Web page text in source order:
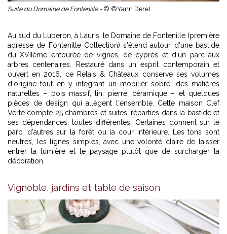
Suite du Domaine de Fontenille - © ©Yann Deret
Au sud du Luberon, à Lauris, le Domaine de Fontenille (première
adresse de Fontenille Collection) s'étend autour d'une bastide
du XVIIème entourée de vignes, de cyprès et d'un parc aux
arbres centenaires. Restauré dans un esprit contemporain et
ouvert en 2016, ce Relais & Châteaux conserve ses volumes
d'origine tout en y intégrant un mobilier sobre, des matières
naturelles – bois massif, lin, pierre, céramique – et quelques
pièces de design qui allègent l'ensemble. Cette maison Clef
Verte compte 25 chambres et suites, réparties dans la bastide et
ses dépendances, toutes différentes. Certaines donnent sur le
parc, d'autres sur la forêt ou la cour intérieure. Les tons sont
neutres, les lignes simples, avec une volonté claire de laisser
entrer la lumière et le paysage plutôt que de surcharger la
décoration.
Vignoble, jardins et table de saison